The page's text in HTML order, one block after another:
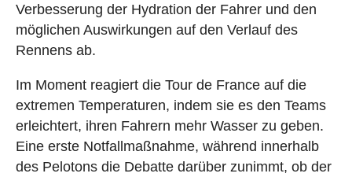
Verbesserung der Hydration der Fahrer und den
möglichen Auswirkungen auf den Verlauf des
Rennens ab.
Im Moment reagiert die Tour de France auf die
extremen Temperaturen, indem sie es den Teams
erleichtert, ihren Fahrern mehr Wasser zu geben.
Eine erste Notfallmaßnahme, während innerhalb
des Pelotons die Debatte darüber zunimmt, ob der